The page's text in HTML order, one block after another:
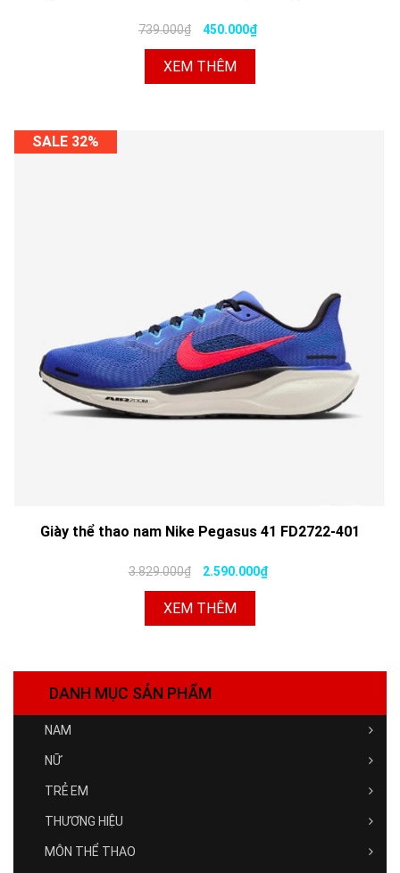
739.000₫ 450.000₫
XEM THÊM
SALE 32%
Giày thể thao nam Nike Pegasus 41 FD2722-401
3.829.000₫ 2.590.000₫
XEM THÊM
DANH MỤC SẢN PHẨM
NAM
NỮ
TRẺ EM
THƯƠNG HIỆU
MÔN THỂ THAO